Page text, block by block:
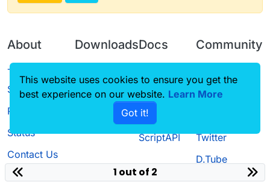
About
Terms of
Service
Privacy Policy
Status
Contact Us
Downloads
Source code
Docs
CustomHUD
AutoSettings
ScriptAPI
Community
Guilded
Twitter
D.Tube
1 out of 2
This website uses cookies to ensure you get the
best experience on our website. Learn More
Got it!